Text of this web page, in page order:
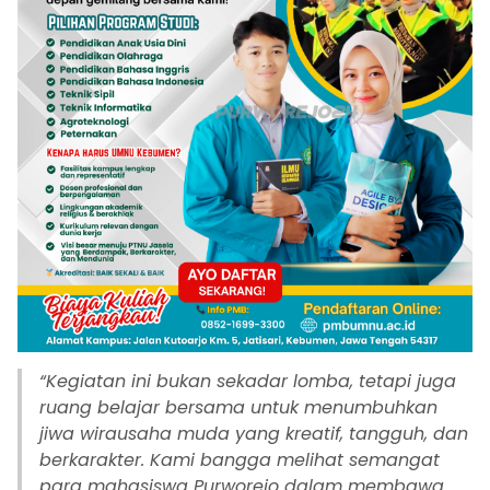
“Kegiatan ini bukan sekadar lomba, tetapi juga
ruang belajar bersama untuk menumbuhkan
jiwa wirausaha muda yang kreatif, tangguh, dan
berkarakter. Kami bangga melihat semangat